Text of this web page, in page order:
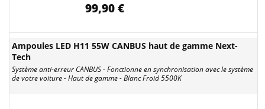
99,90 €
Ampoules LED H11 55W CANBUS haut de gamme Next-
Tech
Système anti-erreur CANBUS - Fonctionne en synchronisation avec le système
de votre voiture - Haut de gamme - Blanc Froid 5500K